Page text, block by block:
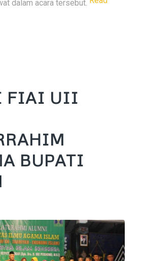
dalam acara tersebut.
FIAI UII
BUPATI